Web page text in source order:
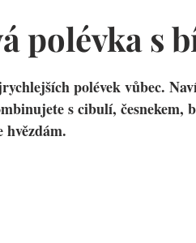
polévka s
polévek vůbec.
s cibulí, česnekem,